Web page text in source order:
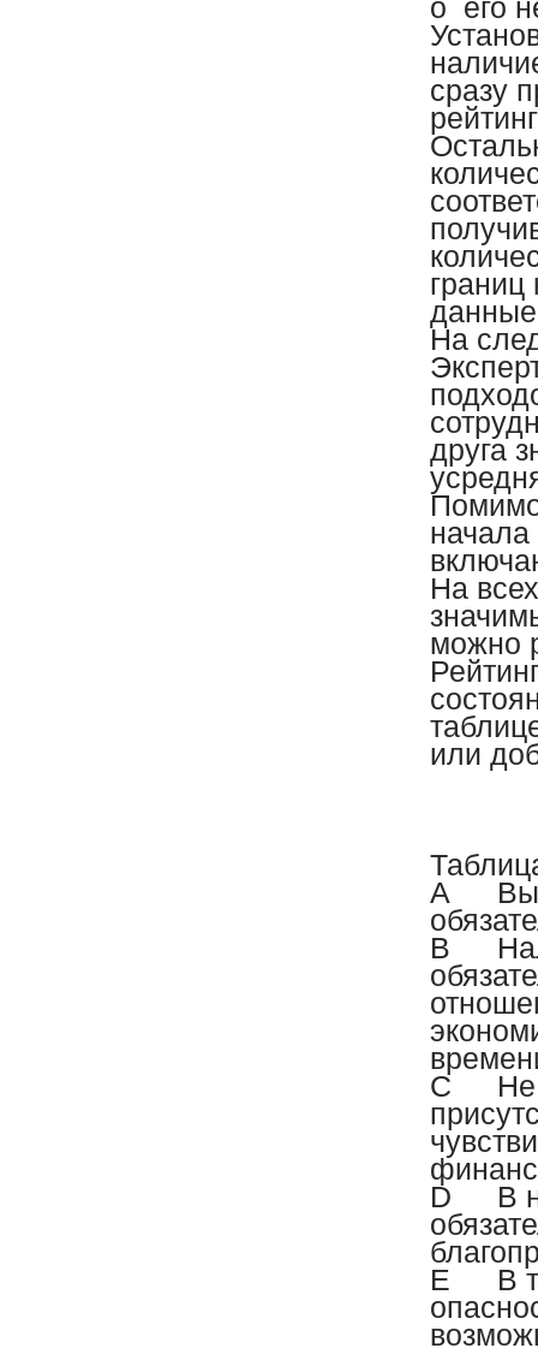
о его
сразу
границ
На
друга
Помимо
начала
На
можно
или
А
B
C
Не
D
В
E
В